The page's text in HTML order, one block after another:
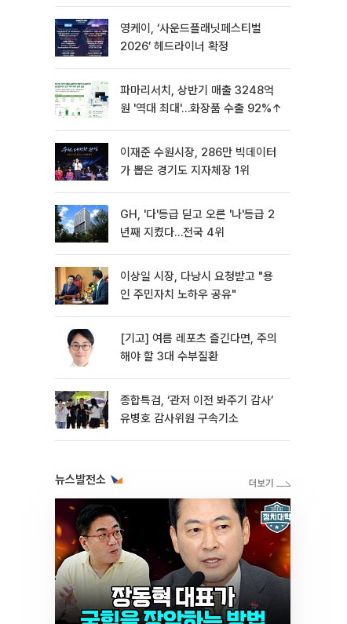
영케이, ‘사운드플래닛페스티벌
2026’ 헤드라이너 확정
파마리서치, 상반기 매출 3248억
원 '역대 최대'…화장품 수출 92%↑
이재준 수원시장, 286만 빅데이터
가 뽑은 경기도 지자체장 1위
GH, '다'등급 딛고 오른 '나'등급 2
년째 지켰다…전국 4위
이상일 시장, 다낭시 요청받고 "용
인 주민자치 노하우 공유"
[기고] 여름 레포츠 즐긴다면, 주의
해야 할 3대 수부질환
종합특검, ‘관저 이전 봐주기 감사’
유병호 감사위원 구속기소
뉴스발전소